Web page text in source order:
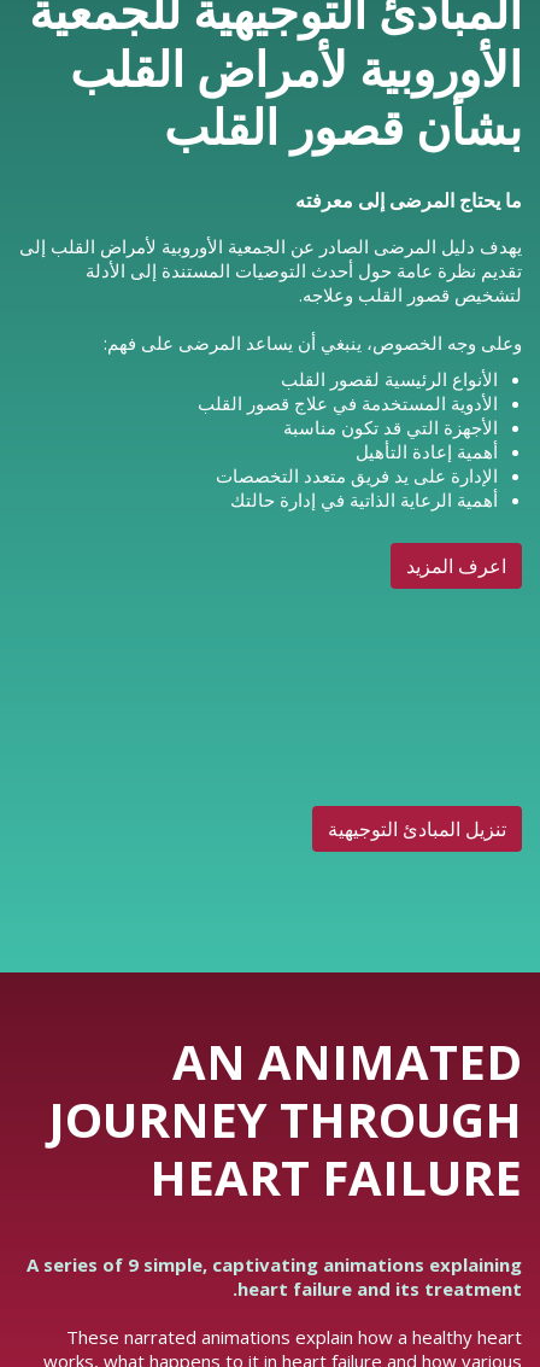
الأوروبية لأمراض القلب
بشأن قصور القلب
ما يحتاج المرضى إلى معرفته
يهدف دليل المرضى الصادر عن الجمعية الأوروبية لأمراض القلب إلى
تقديم نظرة عامة حول أحدث التوصيات المستندة إلى الأدلة
لتشخيص قصور القلب وعلاجه.
وعلى وجه الخصوص، ينبغي أن يساعد المرضى على فهم:
الأنواع الرئيسية لقصور القلب
الأدوية المستخدمة في علاج قصور القلب
الأجهزة التي قد تكون مناسبة
أهمية إعادة التأهيل
الإدارة على يد فريق متعدد التخصصات
أهمية الرعاية الذاتية في إدارة حالتك
اعرف المزيد
تنزيل المبادئ التوجيهية
AN ANIMATED
JOURNEY THROUGH
HEART FAILURE
A series of 9 simple, captivating animations explaining
heart failure and its treatment.
These narrated animations explain how a healthy heart
works, what happens to it in heart failure and how various